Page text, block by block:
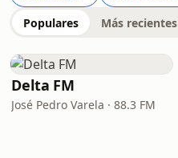
Populares Más recientes
Delta FM
José Pedro Varela · 88.3 FM